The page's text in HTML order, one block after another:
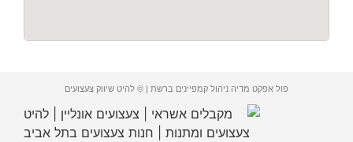
פול אפקט מדיה ניהול קמפיינים ברשת | © להיט שיווק צעצועים